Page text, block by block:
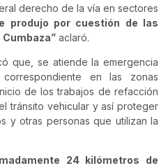
derecho de la vía en sectores
produjo por cuestión de las
aclaró.
que, se atiende la emergencia
en las zonas
de los trabajos de refacción
tránsito vehicular y así proteger
y otras personas que utilizan la
24 kilómetros de